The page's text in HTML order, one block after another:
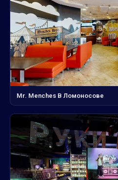
Mr. Menches В Ломоносове